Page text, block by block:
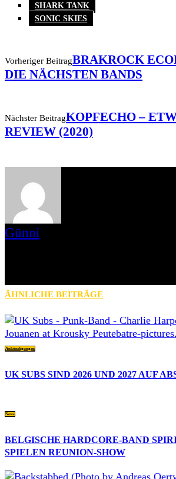
SHARK TANK
SONIC SKIES
Vorheriger BeitragBRAKROCK
DIE NÄCHSTEN BANDS
Nächster BeitragKOPFECHO –
REVIEW (2020)
Günni
ÄHNLICHE BEITRÄGE
Ankündigungen
UK SUBS SIND 2026 UND 2027 AUF
News
BELGISCHE HARDCORE-BAND
SPIELEN REUNION-SHOW